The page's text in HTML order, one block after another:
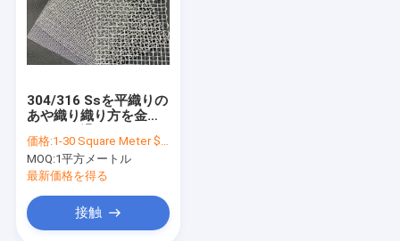
304/316 Ssを平織りの
あや織り織り方を金網
価格:1-30 Square Meter $15/Square Meter >30 Square Meters $13/Square Meter
MOQ:1平方メートル
最新価格を得る
接触